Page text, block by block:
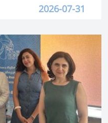
2026-07-31